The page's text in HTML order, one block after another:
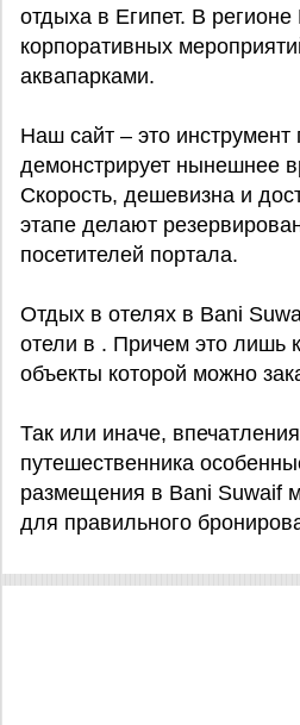
отдыха в Египет. В
корпоративных
аквапарками.
Наш сайт – это
демонстрирует нынешнее
Скорость, дешевизна и
этапе делают
посетителей портала.
Отдых в отелях в Bani
отели в . Причем это лишь
объекты которой можно
Так или иначе,
путешественника
размещения в Bani Suwaif
для правильного